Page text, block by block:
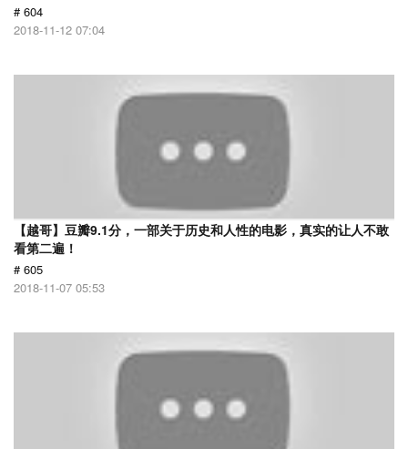
# 604
2018-11-12 07:04
【越哥】豆瓣9.1分，一部关于历史和人性的电影，真实的让人不敢
看第二遍！
# 605
2018-11-07 05:53